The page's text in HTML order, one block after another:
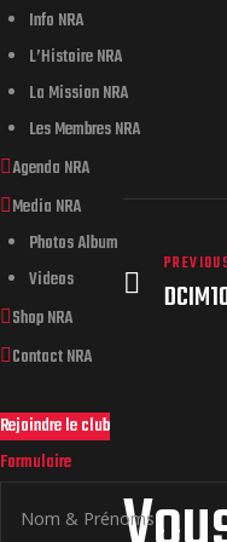
Info NRA
L’Histoire NRA
La Mission NRA
Les Membres NRA
Agenda NRA
Media NRA
Photos Album
Videos
Shop NRA
Contact NRA
Rejoindre le club
Formulaire